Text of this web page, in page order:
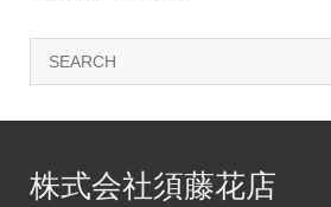
株式会社須藤花店